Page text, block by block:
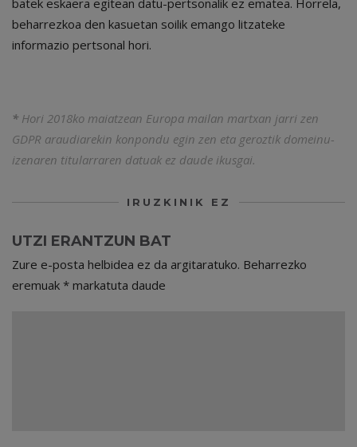
beharrezkoa den kasuetan soilik emango litzateke
informazio pertsonal hori.
* Hori 2018ko maiatzean Europa mailan martxan jarri zen
GDPR araudiarekin konpondu egin zen eta geroztik domeinu-
izenaren titularraren datuak ez daude ikusgai.
IRUZKINIK EZ
UTZI ERANTZUN BAT
Zure e-posta helbidea ez da argitaratuko. Beharrezko
eremuak * markatuta daude